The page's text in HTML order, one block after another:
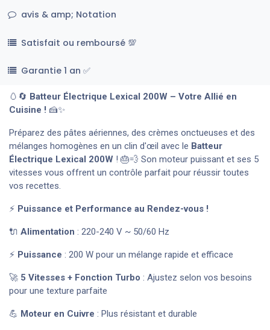
avis & amp; Notation
Satisfait ou remboursé 💯
Garantie 1 an ✅
🥚🔄 Batteur Électrique Lexical 200W – Votre Allié en
Cuisine ! 🍰✨
Préparez des pâtes aériennes, des crèmes onctueuses et des
mélanges homogènes en un clin d'œil avec le Batteur
Électrique Lexical 200W ! 🎂💨 Son moteur puissant et ses 5
vitesses vous offrent un contrôle parfait pour réussir toutes
vos recettes.
⚡ Puissance et Performance au Rendez-vous !
🔌 Alimentation : 220-240 V ~ 50/60 Hz
⚡ Puissance : 200 W pour un mélange rapide et efficace
🚀 5 Vitesses + Fonction Turbo : Ajustez selon vos besoins
pour une texture parfaite
💪 Moteur en Cuivre : Plus résistant et durable